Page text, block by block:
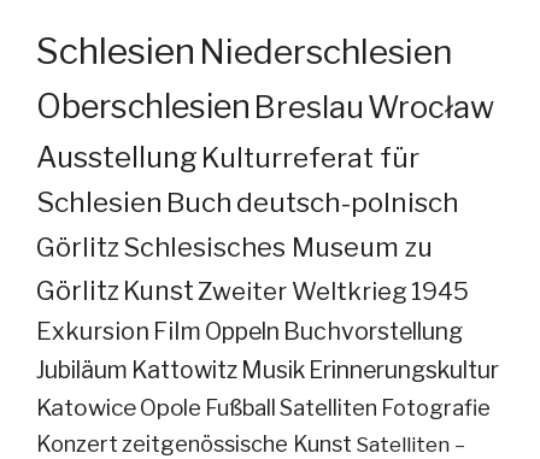
Schlesien Niederschlesien
Oberschlesien Breslau Wrocław
Ausstellung Kulturreferat für
Schlesien Buch deutsch-polnisch
GörlitzSchlesisches Museum zu
Görlitz KunstZweiter Weltkrieg 1945
Exkursion Film Oppeln Buchvorstellung
Jubiläum Kattowitz Musik Erinnerungskultur
KatowiceOpole FußballSatelliten Fotografie
Konzertzeitgenössische Kunst Satelliten –